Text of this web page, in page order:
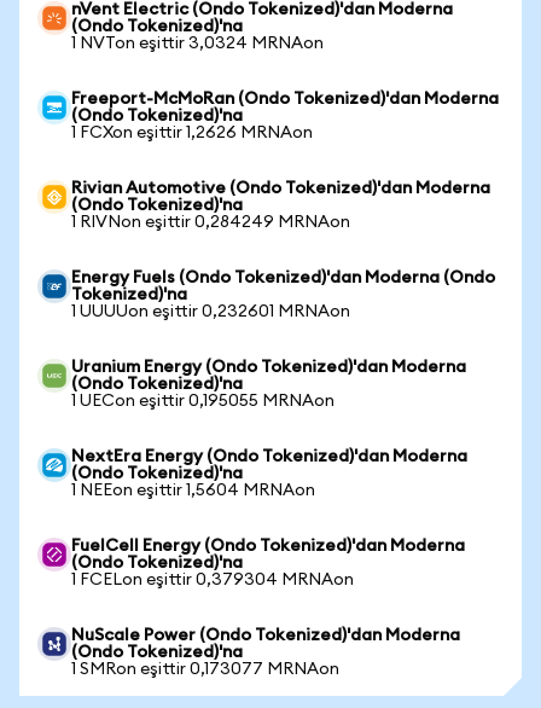
nVent Electric (Ondo Tokenized)'dan Moderna
(Ondo Tokenized)'na
1 NVTon eşittir 3,0324 MRNAon
Freeport-McMoRan (Ondo Tokenized)'dan Moderna
(Ondo Tokenized)'na
1 FCXon eşittir 1,2626 MRNAon
Rivian Automotive (Ondo Tokenized)'dan Moderna
(Ondo Tokenized)'na
1 RIVNon eşittir 0,284249 MRNAon
Energy Fuels (Ondo Tokenized)'dan Moderna (Ondo
Tokenized)'na
1 UUUUon eşittir 0,232601 MRNAon
Uranium Energy (Ondo Tokenized)'dan Moderna
(Ondo Tokenized)'na
1 UECon eşittir 0,195055 MRNAon
NextEra Energy (Ondo Tokenized)'dan Moderna
(Ondo Tokenized)'na
1 NEEon eşittir 1,5604 MRNAon
FuelCell Energy (Ondo Tokenized)'dan Moderna
(Ondo Tokenized)'na
1 FCELon eşittir 0,379304 MRNAon
NuScale Power (Ondo Tokenized)'dan Moderna
(Ondo Tokenized)'na
1 SMRon eşittir 0,173077 MRNAon